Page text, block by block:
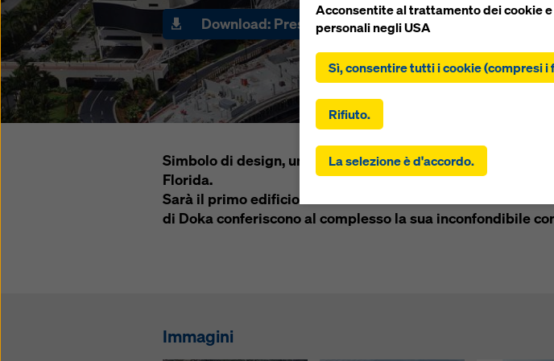
Download: Press Release Impiego di prodotti e
Simbolo di design, un nuovo Hard Rock Hotel & Casino è in
Florida.
Sarà il primo edificio al mondo a forma di chitarra. I sistemi
di Doka conferiscono al complesso la sua inconfondibile
Immagini
(cookie di marketing).
Facendo clic su “Consenti tutti i cookie
acconsentite all'installazione e all'utilizzo
“Accetta selezionati”, si acconsente ai
gli Stati Uniti. Se le impostazioni
trasferiscono i dati a paesi terzi in cui non
ai sensi dell'articolo 45 del GDPR e non
dell'articolo 46 del GDPR, il vostro
Potrebbe esserci il rischio che i vostri dati
controllo e monitoraggio e che non
questo. Potete rifiutare tutti i cookie che
Acconsentite al trattamento dei cookie
personali negli USA
Sì, consentire tutti i cookie (compresi
Rifiuto.
La selezione è d'accordo.